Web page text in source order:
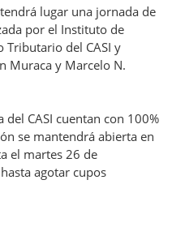
lugar una jornada de
por el Instituto de
Tributario del CASI y
Muraca y Marcelo N.
CASI cuentan con 100%
se mantendrá abierta en
el martes 26 de
agotar cupos